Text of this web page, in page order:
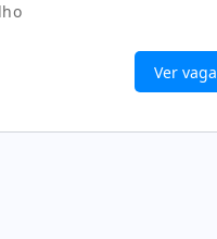
Ver vaga